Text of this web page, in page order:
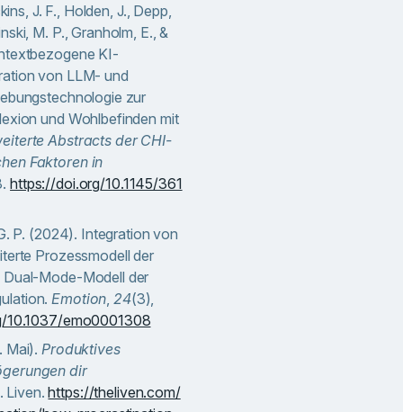
J. F., Holden, J., Depp,
M. P., Granholm, E., &
KI-
von LLM- und
zur
und Wohlbefinden mit
Abstracts der CHI-
Faktoren in
https://doi.org/10.1145/361
P. (2024). Integration von
Prozessmodell der
Mode-Modell der
Emotion,24(3),
10.1037/emo0001308
Mai).Produktives
dir
. Liven.https://theliven.com/